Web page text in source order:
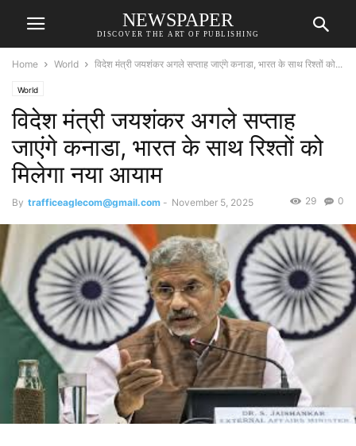
NEWSPAPER
DISCOVER THE ART OF PUBLISHING
Home World विदेश मंत्री जयशंकर अगले सप्ताह जाएंगे कनाडा, भारत के साथ रिश्तों को...
World
विदेश मंत्री जयशंकर अगले सप्ताह
जाएंगे कनाडा, भारत के साथ रिश्तों को
मिलेगा नया आयाम
By trafficeaglecom@gmail.com - November 5, 2025 0
29